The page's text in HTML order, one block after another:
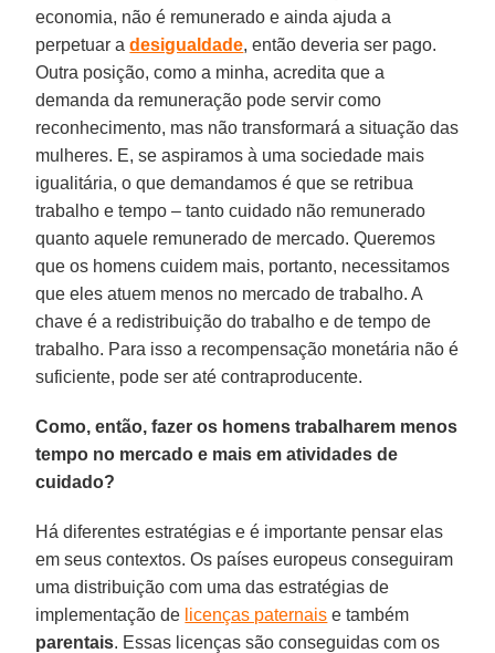
economia, não é remunerado e ainda ajuda a
perpetuar adesigualdade, então deveria ser pago.
Outra posição, como a minha, acredita que a
demanda da remuneração pode servir como
reconhecimento, mas não transformará a situação das
mulheres. E, se aspiramos à uma sociedade mais
igualitária, o que demandamos é que se retribua
trabalho e tempo – tanto cuidado não remunerado
quanto aquele remunerado de mercado. Queremos
que os homens cuidem mais, portanto, necessitamos
que eles atuem menos no mercado de trabalho. A
chave é a redistribuição do trabalho e de tempo de
trabalho. Para isso a recompensação monetária não é
suficiente, pode ser até contraproducente.
Como, então, fazer os homens trabalharem menos
tempo no mercado e mais em atividades de
cuidado?
Há diferentes estratégias e é importante pensar elas
em seus contextos. Os países europeus conseguiram
uma distribuição com uma das estratégias de
implementação de licenças paternais e também
parentais. Essas licenças são conseguidas com os